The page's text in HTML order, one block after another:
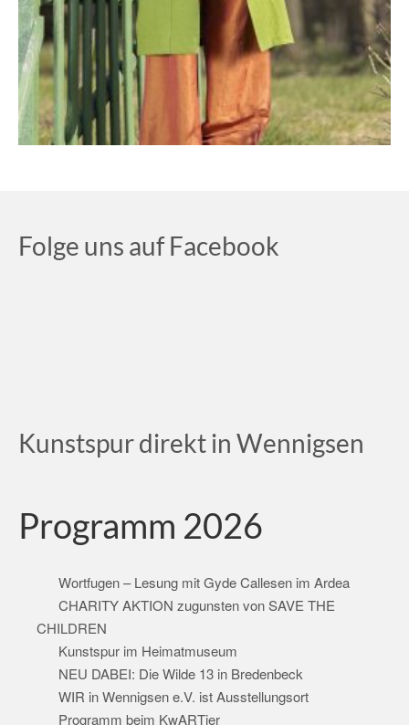
Folge uns auf Facebook
Kunstspur direkt in Wennigsen
Programm 2026
Wortfugen – Lesung mit Gyde Callesen im Ardea
CHARITY AKTION zugunsten von SAVE THE
CHILDREN
Kunstspur im Heimatmuseum
NEU DABEI: Die Wilde 13 in Bredenbeck
WIR in Wennigsen e.V. ist Ausstellungsort
Programm beim KwARTier